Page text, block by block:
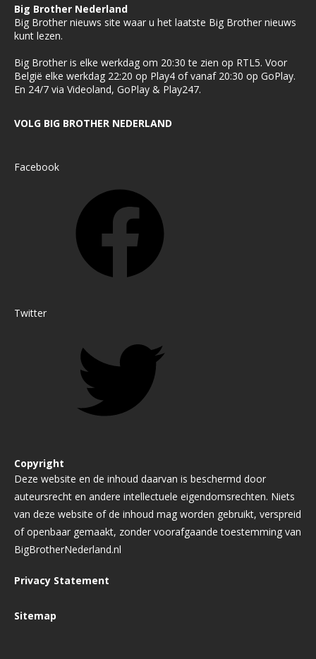
Big Brother Nederland
Big Brother nieuws site waar u het laatste Big Brother nieuws
kunt lezen.
Big Brother is elke werkdag om 20:30 te zien op RTL5. Voor
België elke werkdag 22:20 op Play4 of vanaf 20:30 op GoPlay.
En 24/7 via Videoland, GoPlay & Play247.
VOLG BIG BROTHER NEDERLAND
Facebook
Twitter
Copyright
Deze website en de inhoud daarvan is beschermd door
auteursrecht en andere intellectuele eigendomsrechten. Niets
van deze website of de inhoud mag worden gebruikt, verspreid
of openbaar gemaakt, zonder voorafgaande toestemming van
BigBrotherNederland.nl
Privacy Statement
Sitemap